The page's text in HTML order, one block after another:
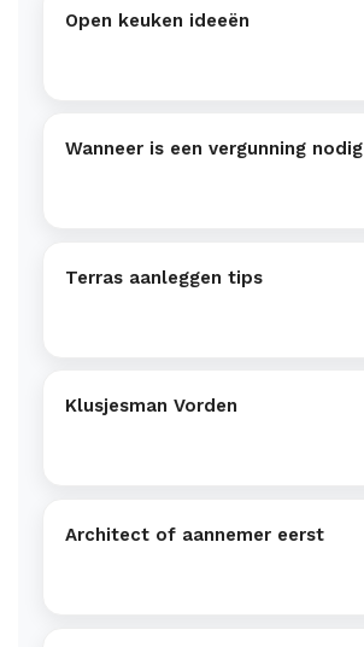
Open keuken ideeën
Wanneer is een vergunning nodig
Terras aanleggen tips
Klusjesman Vorden
Architect of aannemer eerst